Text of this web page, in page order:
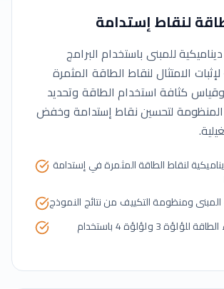
لنقاط إستدامة
للمبنى باستخدام البرامج
الامتثال لنقاط الطاقة المثمرة
كثافة استخدام الطاقة وتحديد
لتحسين نقاط إستدامة وخفض
لنقاط الطاقة المثمرة في إستدامة
ومنظومة التكييف من نتائج النموذج
التحقق من أداء الطاقة للؤلؤة 3 ولؤلؤة 4 باستخدام